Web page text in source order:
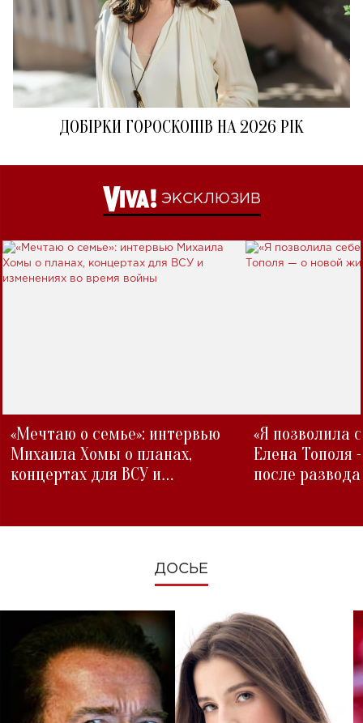
ДОБІРКИ ГОРОСКОПІВ НА 2026 РІК
ЭКСКЛЮЗИВ
«Мечтаю о семье»: интервью
Михаила Хомы о планах,
концертах для ВСУ и
«Я позволила
Елена Тополя
после развода
ДОСЬЕ